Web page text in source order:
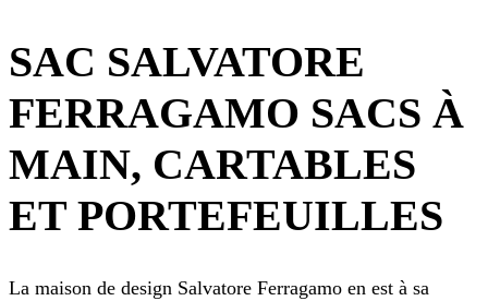
SAC SALVATORE
FERRAGAMO SACS À
MAIN, CARTABLES
ET PORTEFEUILLES
La maison de design Salvatore Ferragamo en est à sa